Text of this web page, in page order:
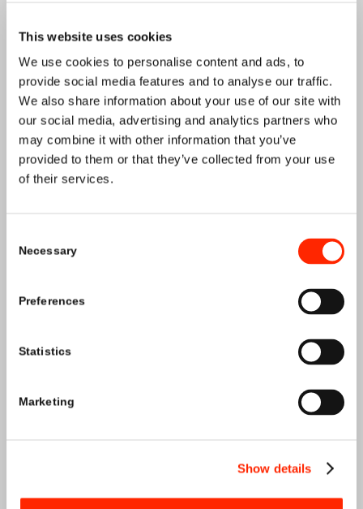
This website uses cookies
We use cookies to personalise content and ads, to
provide social media features and to analyse our traffic.
We also share information about your use of our site with
our social media, advertising and analytics partners who
may combine it with other information that you’ve
provided to them or that they’ve collected from your use
of their services.
Selection
Necessary
Preferences
Statistics
Marketing
Show details